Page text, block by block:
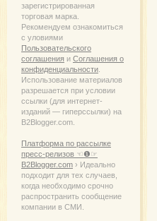
зарегистрированная
торговая марка.
Рекомендуем ознакомиться
с уловиями
Пользовательского
соглашения и Соглашения о
конфиденциальности
Использование материалов
разрешается при условии
ссылки (для интернет-
изданий — гиперссылки) на
B2Blogger.com.
Платформа по рассылке
пресс-релизов ☜❶☞
B2Blogger.com › Идеально
подходит для тех случаев,
когда необходимо срочно
распространить сообщение
компании в СМИ.